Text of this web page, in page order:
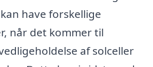
have forskellige
når det kommer til
af solceller